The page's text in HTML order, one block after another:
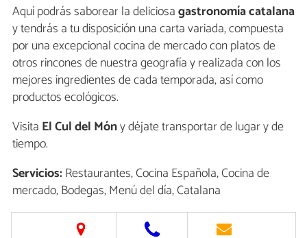
Aquí podrás saborear la deliciosagastronomía catalana
y tendrás a tu disposición una carta variada, compuesta
por una excepcional cocina de mercado con platos de
otros rincones de nuestra geografía y realizada con los
mejores ingredientes de cada temporada, así como
productos ecológicos.
Visita El Cul del Móny déjate transportar de lugar y de
tiempo.
Servicios:Restaurantes, Cocina Española, Cocina de
mercado, Bodegas, Menú del día, Catalana